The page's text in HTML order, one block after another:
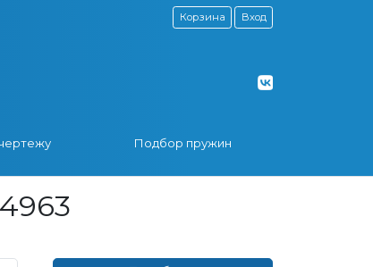
Корзина Вход
Подбор пружин